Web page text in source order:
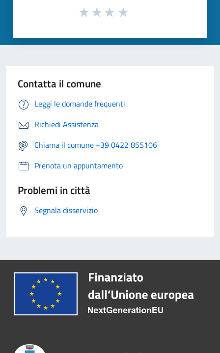
Contatta il comune
Leggi le domande frequenti
Richiedi Assistenza
Chiama il comune +39 0422 855106
Prenota un appuntamento
Problemi in città
Segnala disservizio